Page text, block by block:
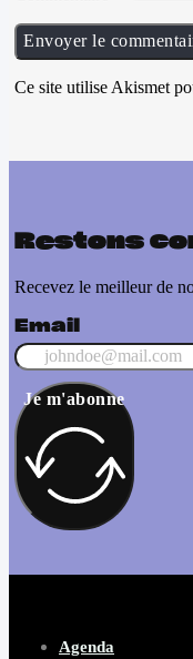
Ce site utilise Akismet
Restons
Recevez le meilleur de
Email
Je m'abonne
Agenda